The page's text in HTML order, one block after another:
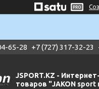
65-28 +7 (727) 317-32-23
JSPORT.KZ -
товаров "JAKON sport